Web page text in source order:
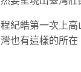
程紀皓第一次上
灣也有這樣的所